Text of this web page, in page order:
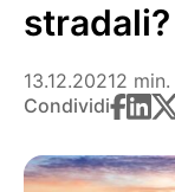
stradali?
13.12.20212
Condividi